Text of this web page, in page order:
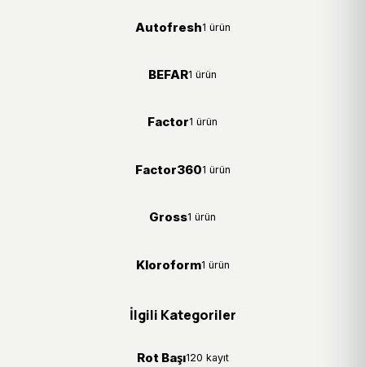
Autofresh1 ürün
BEFAR1 ürün
Factor1 ürün
Factor3601 ürün
Gross1 ürün
Kloroform1 ürün
İlgili Kategoriler
Rot Başı120 kayıt